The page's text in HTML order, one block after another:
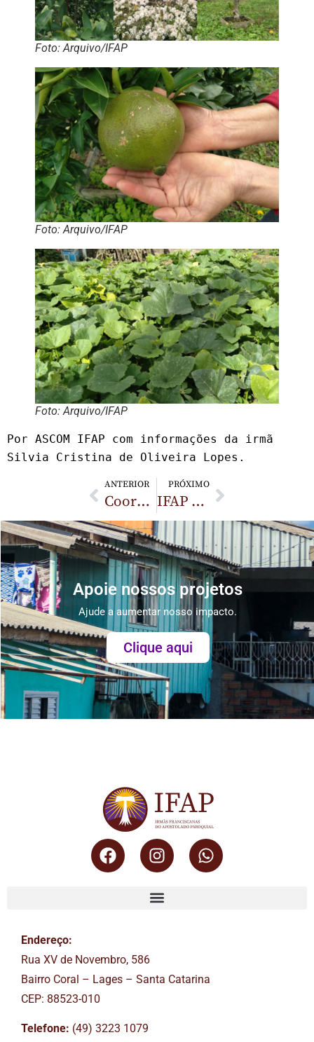
Foto: Arquivo/IFAP
Foto: Arquivo/IFAP
Foto: Arquivo/IFAP
Por ASCOM IFAP com informações da irmã
Silvia Cristina de Oliveira Lopes.
ANTERIOR
Coordenação Geral visita Irmandade Francisclariana, em Lages
PRÓXIMO
IFAP presente no Segundo Seminário do Trabalho de Base da Região Serrana (SC)
Apoie nossos projetos
Ajude a aumentar nosso impacto.
Clique aqui
Endereço:
Rua XV de Novembro, 586
Bairro Coral – Lages – Santa Catarina
CEP: 88523-010
Telefone: (49) 3223 1079